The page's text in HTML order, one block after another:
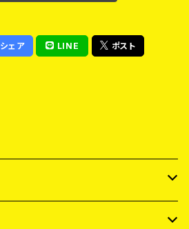
シェア LINE ポスト